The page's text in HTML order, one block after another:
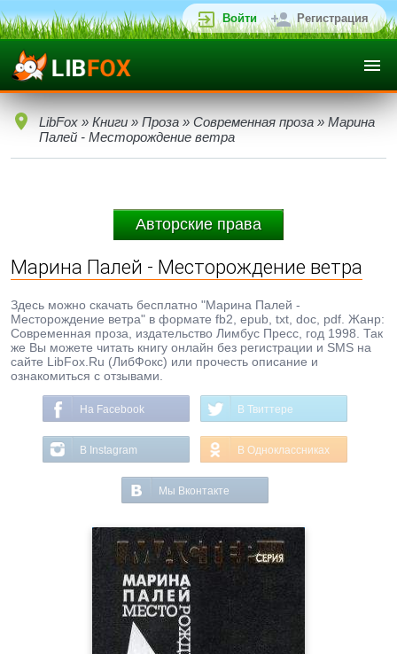
Войти Регистрация
LibFox » Книги » Проза » Современная проза » Марина
Палей - Месторождение ветра
Авторские права
Марина Палей - Месторождение ветра
Здесь можно скачать бесплатно "Марина Палей -
Месторождение ветра" в формате fb2, epub, txt, doc, pdf. Жанр:
Современная проза, издательство Лимбус Пресс, год 1998. Так
же Вы можете читать книгу онлайн без регистрации и SMS на
сайте LibFox.Ru (ЛибФокс) или прочесть описание и
ознакомиться с отзывами.
На Facebook В Твиттере
В Instagram В Одноклассниках
Мы Вконтакте